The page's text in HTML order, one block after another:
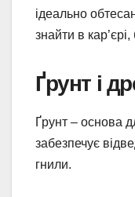
ідеально
знайти в кар’єрі,
Ґрунт і
Ґрунт – основа
забезпечує
гнили.